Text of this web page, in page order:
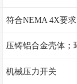
符合NEMA 4X要求
机械压力开关